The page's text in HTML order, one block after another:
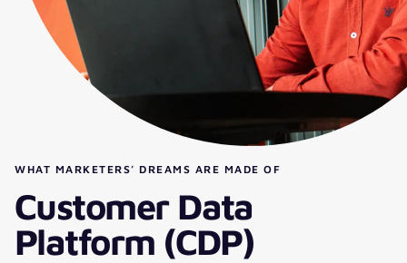
WHAT MARKETERS’ DREAMS ARE MADE OF
Customer Data
Platform (CDP)